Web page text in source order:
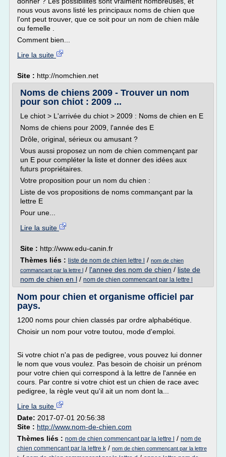
nous vous avons listé les principaux noms de chien que
l'ont peut trouver, que ce soit pour un nom de chien mâle
ou femelle .
Comment bien...
Lire la suite
Site : http://nomchien.net
Noms de chiens 2009 - Trouver un nom
pour son chiot : 2009 ...
Le chiot > L'arrivée du chiot > 2009 : Noms de chien en E
Noms de chiens pour 2009, l'année des E
Drôle, original, sérieux ou amusant ?
Vous aussi proposez un nom de chien commençant par
un E pour compléter la liste et donner des idées aux
futurs propriétaires.
Votre proposition pour un nom du chien :
Liste de vos propositions de noms commançant par la
lettre E
Pour une...
Lire la suite
Site : http://www.edu-canin.fr
Thèmes liés : liste de nom de chien lettre l / nom de chien
commancant par la lettre l / l'annee des nom de chien / liste de
nom de chien en l / nom de chien commencant par la lettre l
Nom pour chien et organisme officiel par
pays.
1200 noms pour chien classés par ordre alphabétique.
Choisir un nom pour votre toutou, mode d'emploi.
Si votre chiot n'a pas de pedigree, vous pouvez lui donner
le nom que vous voulez. Pas besoin de choisir un prénom
pour votre chien qui correspond à la lettre de l'année en
cours. Par contre si votre chiot est un chien de race avec
pedigree, la règle veut qu'il ait un nom dont la...
Lire la suite
Date: 2017-07-01 20:56:38
Site : http://www.nom-de-chien.com
Thèmes liés : nom de chien commencant par la lettre l / nom de
chien commencant par la lettre k / nom de chien commencant par la lettre